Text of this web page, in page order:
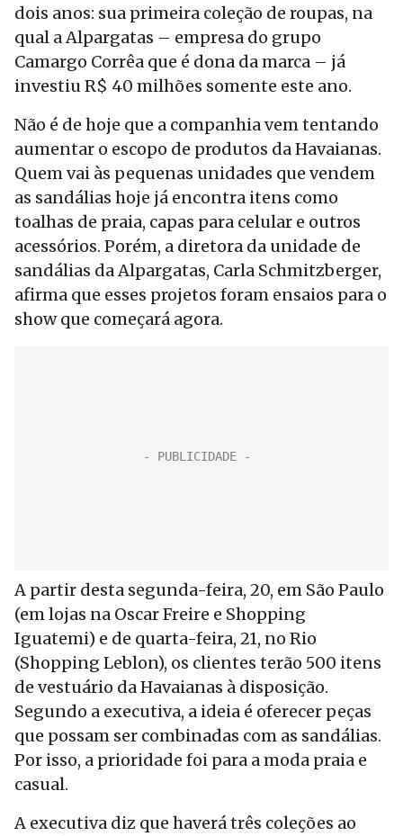
dois anos: sua primeira coleção de roupas, na
qual a Alpargatas – empresa do grupo
Camargo Corrêa que é dona da marca – já
investiu R$ 40 milhões somente este ano.
Não é de hoje que a companhia vem tentando
aumentar o escopo de produtos da Havaianas.
Quem vai às pequenas unidades que vendem
as sandálias hoje já encontra itens como
toalhas de praia, capas para celular e outros
acessórios. Porém, a diretora da unidade de
sandálias da Alpargatas, Carla Schmitzberger,
afirma que esses projetos foram ensaios para o
show que começará agora.
A partir desta segunda-feira, 20, em São Paulo
(em lojas na Oscar Freire e Shopping
Iguatemi) e de quarta-feira, 21, no Rio
(Shopping Leblon), os clientes terão 500 itens
de vestuário da Havaianas à disposição.
Segundo a executiva, a ideia é oferecer peças
que possam ser combinadas com as sandálias.
Por isso, a prioridade foi para a moda praia e
casual.
A executiva diz que haverá três coleções ao